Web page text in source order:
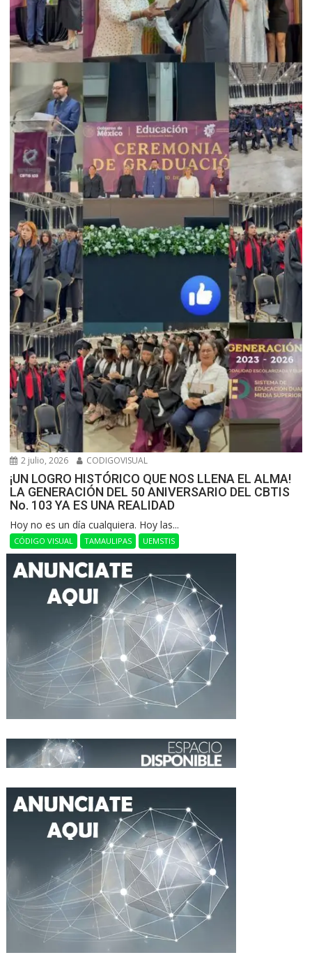
2 julio, 2026 CODIGOVISUAL
¡UN LOGRO HISTÓRICO QUE NOS LLENA EL ALMA!
LA GENERACIÓN DEL 50 ANIVERSARIO DEL CBTIS
No. 103 YA ES UNA REALIDAD
Hoy no es un día cualquiera. Hoy las...
CÓDIGO VISUAL TAMAULIPAS UEMSTIS